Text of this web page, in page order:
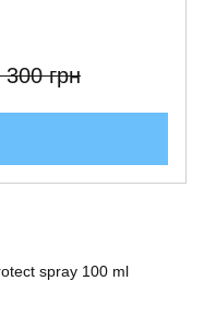
300 грн
spray 100 ml